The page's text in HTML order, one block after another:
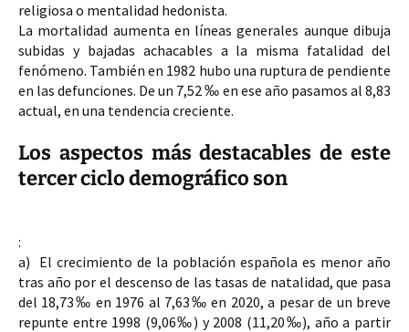
religiosa o mentalidad hedonista.
La mortalidad aumenta en líneas generales aunque dibuja
subidas y bajadas achacables a la misma fatalidad del
fenómeno. También en 1982 hubo una ruptura de pendiente
en las defunciones. De un 7,52 ‰ en ese año pasamos al 8,83
actual, en una tendencia creciente.
Los aspectos más destacables de este
tercer ciclo demográfico son
:
a)  El crecimiento de la población española es menor año
tras año por el descenso de las tasas de natalidad, que pasa
del 18,73‰ en 1976 al 7,63‰ en 2020, a pesar de un breve
repunte entre 1998 (9,06‰) y 2008 (11,20‰), año a partir